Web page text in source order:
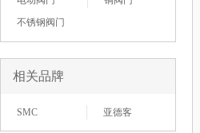
不锈钢阀门
相关品牌
SMC 亚德客